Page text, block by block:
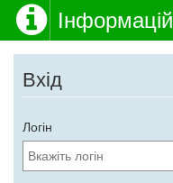
Вхід
Логін